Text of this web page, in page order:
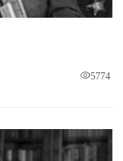
5774